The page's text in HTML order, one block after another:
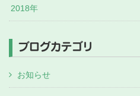
2018年
ブログカテゴリ
お知らせ